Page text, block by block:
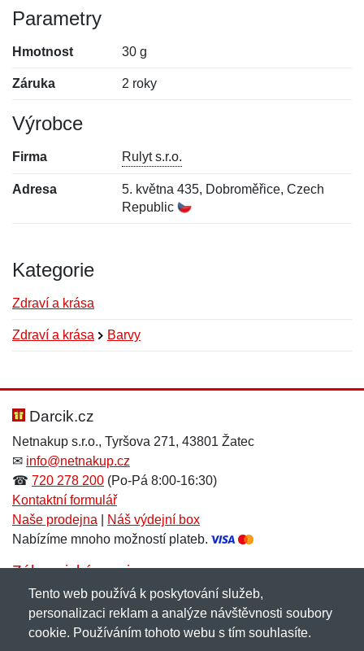
Parametry
Hmotnost 30 g
Záruka 2 roky
Výrobce
Firma Rulyt s.r.o.
Adresa
5. května 435, Dobroměřice, Czech
Republic
Kategorie
Zdraví a krása
Zdraví a krása Barvy
Hodnocení:
Jméno: *
Zpráva*
Jméno:
E-mail:*
Darcik.cz
Netnakup s.r.o., Tyršova 271, 43801 Žatec
✉ info@netnakup.cz
☎ 720 278 200 (Po-Pá 8:00-16:30)
Kontaktní formulář
Naše prodejna
Náš výdejní box
Nabízíme mnoho možností plateb.
Zákaznický servis
Novinky emailem
Tento web používá k poskytování služeb,
personalizaci reklam a analýze návštěvnosti soubory
cookie. Používáním tohoto webu s tím souhlasíte.